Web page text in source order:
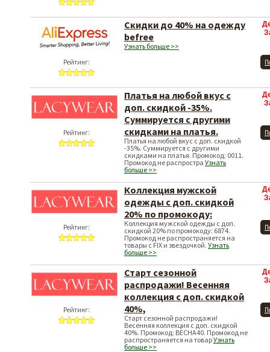
Рейтинг:
Скидки до 40% на одежду
befree
Узнать больше >>
Рейтинг:
Платья на любой вкус с
доп. скидкой -35%.
Суммируется с другими
скидками на платья.
Платья на любой вкус с доп. скидкой
-35%. Суммируется с другими
скидками на платья. Промокод: 0011.
Промокод не распростра Узнать
больше >>
Рейтинг:
Коллекция мужской
одежды с доп. скидкой
20% по промокоду:
Коллекция мужской одежды с доп.
скидкой 20% по промокоду: 6874.
Промокод не распространяется на
товары с FIX и звездочкой. Узнать
больше >>
Рейтинг:
Старт сезонной
распродажи! Весенняя
коллекция с доп. скидкой
40%,
Старт сезонной распродажи!
Весенняя коллекция с доп. скидкой
40%. Промокод: ВЕСНА40. Промокод не
распространяется на товарУзнать
больше >>